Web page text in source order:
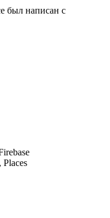
был написан с